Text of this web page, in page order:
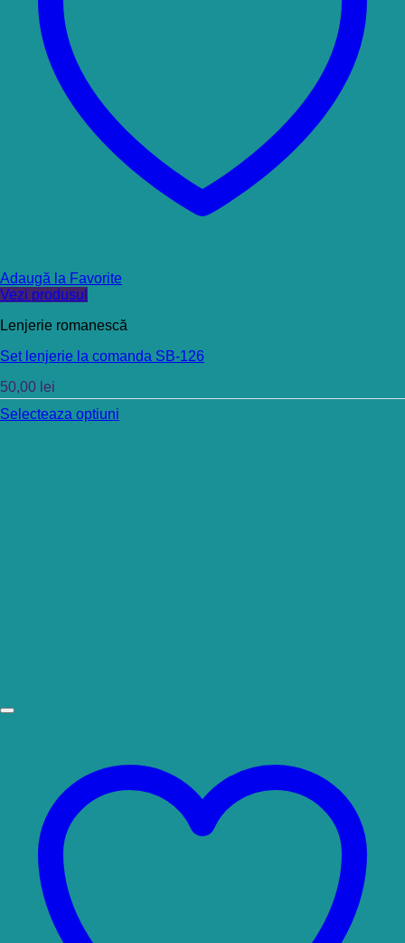
Adaugă la Favorite
Vezi produsul
Lenjerie romanescă
Set lenjerie la comanda SB-126
50,00 lei
Selecteaza optiuni